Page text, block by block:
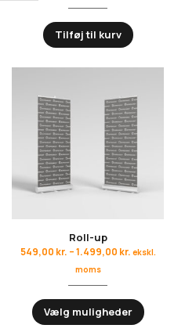
Tilføj til kurv
Roll-up
549,00 kr. –1.499,00 kr. ekskl.
moms
Vælg muligheder